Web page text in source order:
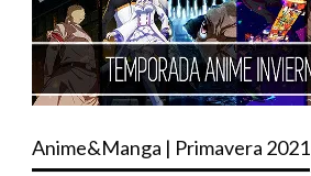
Anime&Manga | Primavera 2021